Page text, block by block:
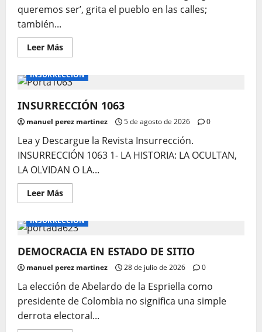
queremos ser’, grita el pueblo en las calles;
también...
Leer MásLeer
más
LA
HISTORIA:
OCULTAN,
LA
OLVIDAN
LA
IGNORAN
INSURRECCIÓN
INSURRECCIÓN 1063
manuel perez martinez 5 de agosto de 2026 0
Lea y Descargue la Revista Insurrección.
INSURRECCIÓN 1063 1- LA HISTORIA: LA OCULTAN,
LA OLVIDAN O LA...
Leer MásLeer
más
INSURRECCIÓN
1063
INSURRECCIÓN
DEMOCRACIA EN ESTADO DE SITIO
manuel perez martinez 28 de julio de 2026 0
La elección de Abelardo de la Espriella como
presidente de Colombia no significa una simple
derrota electoral...